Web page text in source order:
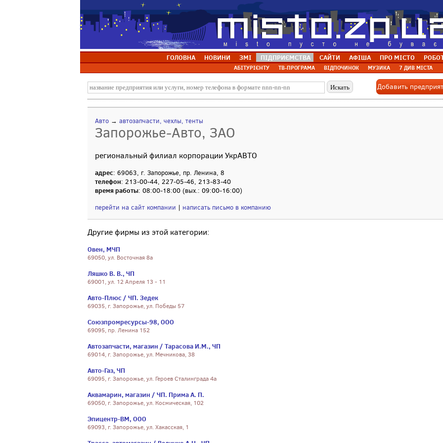
ГОЛОВНА НОВИНИ ЗМІ ПІДПРИЄМСТВА САЙТИ АФІША ПРО МІСТО
АБІТУРІЄНТУ ТВ-ПРОГРАМА ВІДПОЧИНОК МУЗИКА 7 ДИВ МІСТА
Добавить
Авто → автозапчасти, чехлы, тенты
Запорожье-Авто, ЗАО
региональный филиал корпорации УкрАВТО
адрес: 69063, г. Запорожье, пр. Ленина, 8
телефон: 213-00-44, 227-05-46, 213-83-40
время работы: 08:00-18:00 (вых.: 09:00-16:00)
перейти на сайт компании | написать письмо в компанию
Другие фирмы из этой категории:
Овен, МЧП
69050, ул. Восточная 8а
Ляшко В. В., ЧП
69001, ул. 12 Апреля 13 - 11
Авто-Плюс / ЧП. Зедек
69035, г. Запорожье, ул. Победы 57
Союзпромресурсы-98, ООО
69095, пр. Ленина 152
Автозапчасти, магазин / Тарасова И.М., ЧП
69014, г. Запорожье, ул. Мечникова, 38
Авто-Газ, ЧП
69095, г. Запорожье, ул. Героев Сталинграда 4а
Аквамарин, магазин / ЧП. Прима А. П.
69050, г. Запорожье, ул. Космическая, 102
Эпицентр-ВМ, ООО
69093, г. Запорожье, ул. Хакасская, 1